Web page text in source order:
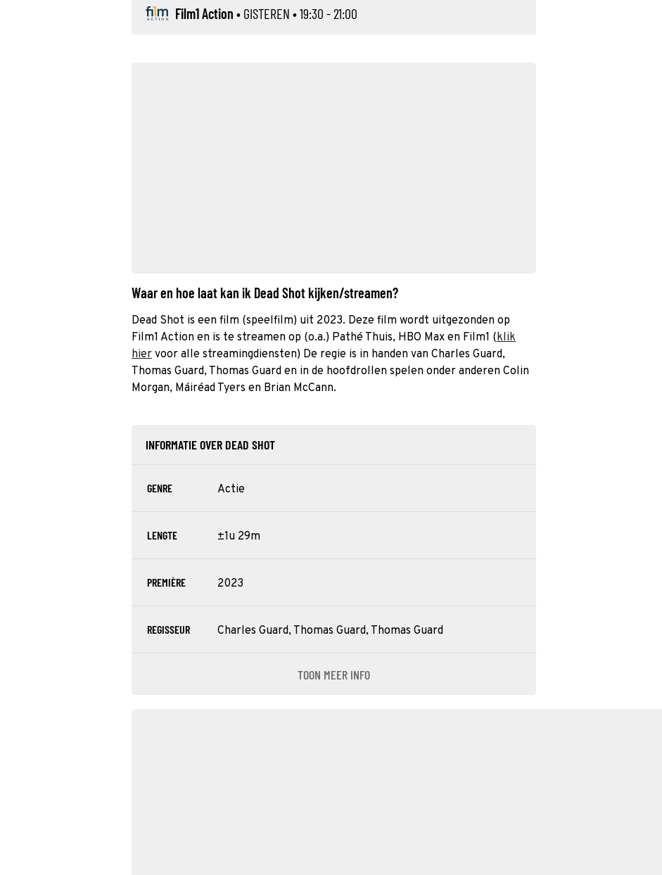
Film1 Action • GISTEREN • 19:30 - 21:00
Waar en hoe laat kan ik Dead Shot kijken/streamen?
Dead Shot is een film (speelfilm) uit 2023. Deze film wordt uitgezonden op
Film1 Action en is te streamen op (o.a.) Pathé Thuis, HBO Max en Film1 (klik
hier voor alle streamingdiensten) De regie is in handen van Charles Guard,
Thomas Guard, Thomas Guard en in de hoofdrollen spelen onder anderen Colin
Morgan, Máiréad Tyers en Brian McCann.
INFORMATIE OVER DEAD SHOT
GENRE Actie
LENGTE ±1u 29m
PREMIÈRE 2023
REGISSEUR Charles Guard, Thomas Guard, Thomas Guard
TOON MEER INFO